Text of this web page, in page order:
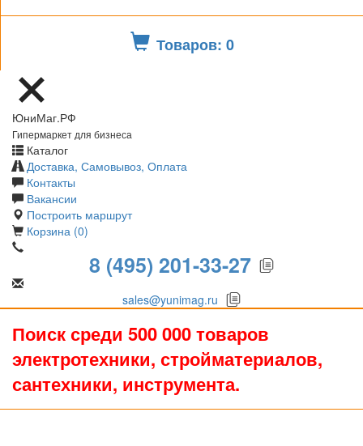
Товаров: 0
ЮниМаг.РФ
Гипермаркет для бизнеса
Каталог
Доставка, Самовывоз, Оплата
Контакты
Вакансии
Построить маршрут
Корзина (0)
8 (495) 201-33-27
sales@yunimag.ru
Поиск среди 500 000 товаров
электротехники, стройматериалов,
сантехники, инструмента.